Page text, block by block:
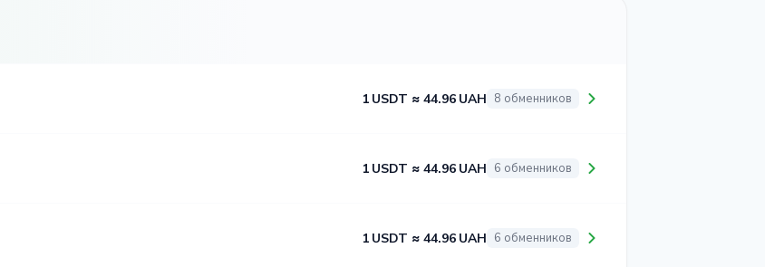
1 USDT ≈ 44.96 UAH 8 обменников
1 USDT ≈ 44.96 UAH 6 обменников
1 USDT ≈ 44.96 UAH 6 обменников